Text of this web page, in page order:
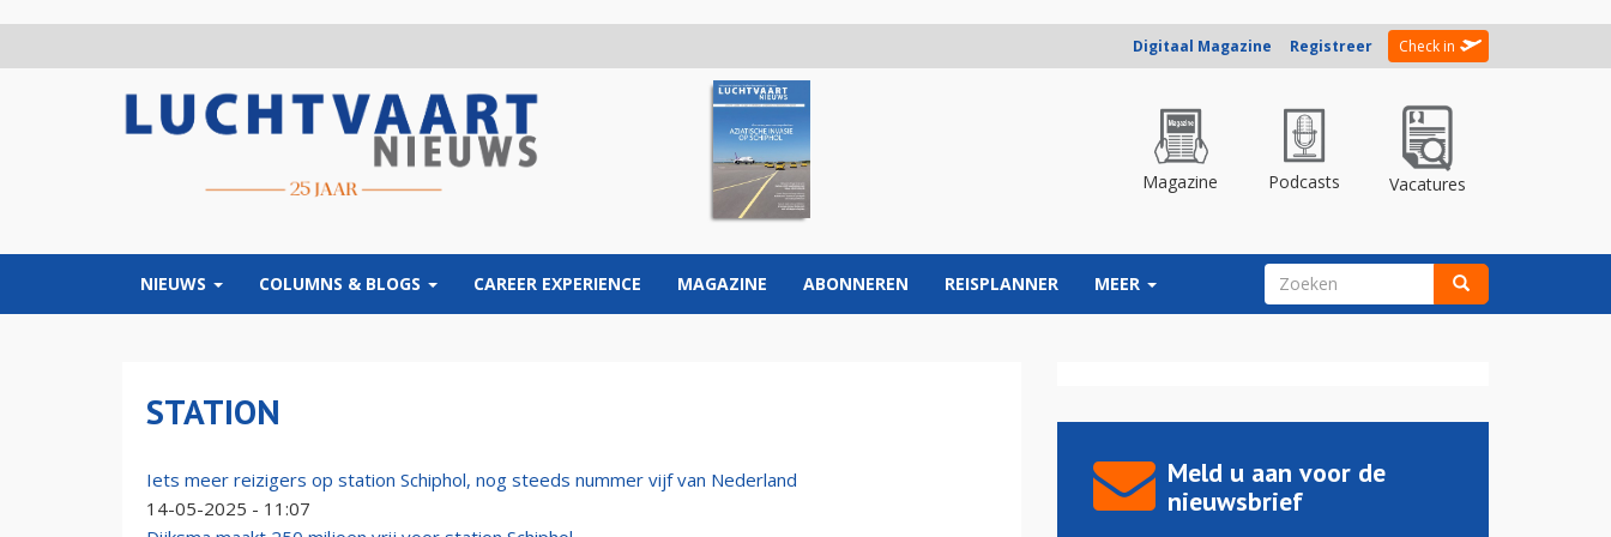
Digitaal Magazine Registreer Check in
Magazine Podcasts Vacatures
NIEUWS COLUMNS & BLOGS CAREER EXPERIENCE MAGAZINE ABONNEREN REISPLANNER MEER ZOEKVELD
STATION
Iets meer reizigers op station Schiphol, nog steeds nummer vijf van Nederland
14-05-2025 - 11:07
Meld u aan voor de
nieuwsbrief